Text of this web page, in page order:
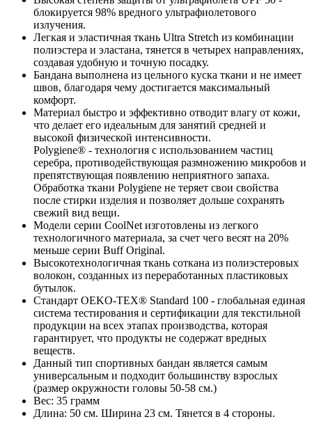
блокируется 98% вредного ультрафиолетового
излучения.
Легкая и эластичная ткань Ultra Stretch из комбинации
полиэстера и эластана, тянется в четырех направлениях,
создавая удобную и точную посадку.
Бандана выполнена из цельного куска ткани и не имеет
швов, благодаря чему достигается максимальный
комфорт.
Материал быстро и эффективно отводит влагу от кожи,
что делает его идеальным для занятий средней и
высокой физической интенсивности.
Polygiene® - технология с использованием частиц
серебра, противодействующая размножению микробов и
препятствующая появлению неприятного запаха.
Обработка ткани Polygiene не теряет свои свойства
после стирки изделия и позволяет дольше сохранять
свежий вид вещи.
Модели серии CoolNet изготовлены из легкого
технологичного материала, за счет чего весят на 20%
меньше серии Buff Original.
Высокотехнологичная ткань соткана из полиэстеровых
волокон, созданных из переработанных пластиковых
бутылок.
Стандарт OEKO-TEX® Standard 100 - глобальная единая
система тестирования и сертификации для текстильной
продукции на всех этапах производства, которая
гарантирует, что продукты не содержат вредных
веществ.
Данный тип спортивных бандан является самым
универсальным и подходит большинству взрослых
(размер окружности головы 50-58 см.)
Вес: 35 грамм
Длина: 50 см. Ширина 23 см. Тянется в 4 стороны.